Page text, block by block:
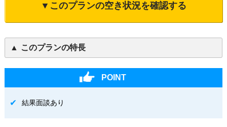
▼このプランの空き状況を確認する
このプランの特長
POINT
結果面談あり